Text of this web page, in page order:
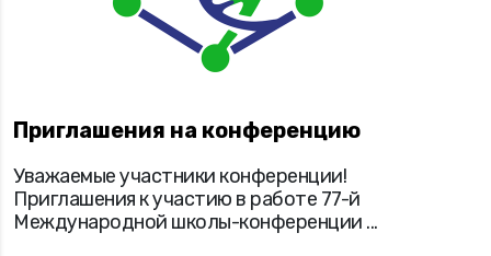
Приглашения на конференцию
Уважаемые участники конференции!
Приглашения к участию в работе 77-й
Международной школы-конференции ...